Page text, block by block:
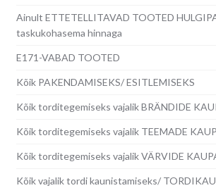
Ainult ETTETELLITAVAD TOOTED
taskukohasema hinnaga
E171-VABAD TOOTED
Kõik PAKENDAMISEKS/ ESITLEMISEKS
Kõik torditegemiseks vajalik BRÄNDIDE
Kõik torditegemiseks vajalik TEEMADE
Kõik torditegemiseks vajalik VÄRVIDE
Kõik vajalik tordi kaunistamiseks/